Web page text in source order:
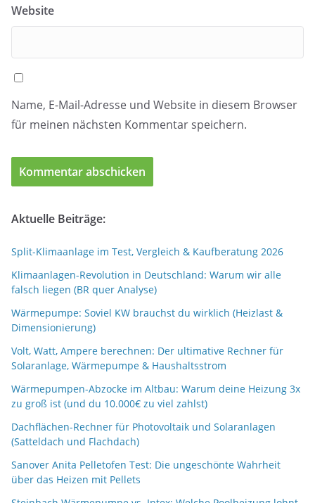
Website
Name, E-Mail-Adresse und Website in diesem Browser
für meinen nächsten Kommentar speichern.
Aktuelle Beiträge:
Split-Klimaanlage im Test, Vergleich & Kaufberatung 2026
Klimaanlagen-Revolution in Deutschland: Warum wir alle
falsch liegen (BR quer Analyse)
Wärmepumpe: Soviel KW brauchst du wirklich (Heizlast &
Dimensionierung)
Volt, Watt, Ampere berechnen: Der ultimative Rechner für
Solaranlage, Wärmepumpe & Haushaltsstrom
Wärmepumpen-Abzocke im Altbau: Warum deine Heizung 3x
zu groß ist (und du 10.000€ zu viel zahlst)
Dachflächen-Rechner für Photovoltaik und Solaranlagen
(Satteldach und Flachdach)
Sanover Anita Pelletofen Test: Die ungeschönte Wahrheit
über das Heizen mit Pellets